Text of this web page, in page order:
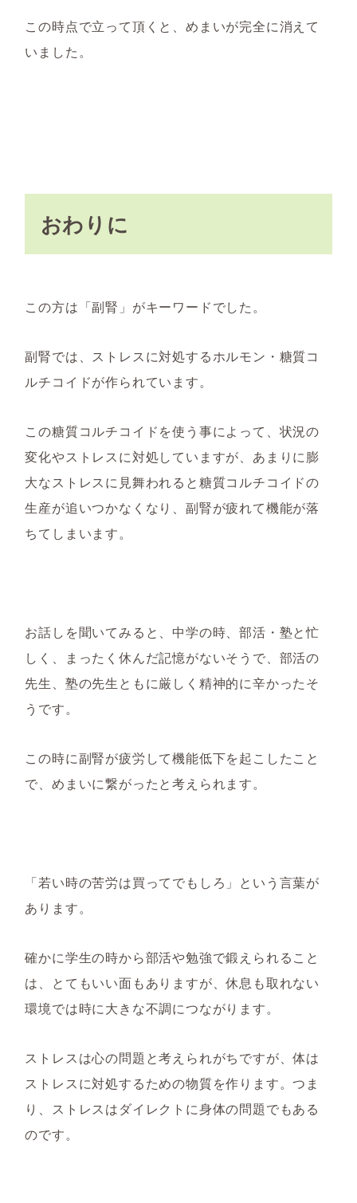
この時点で立って頂くと、めまいが完全に消えて
いました。
おわりに
この方は「副腎」がキーワードでした。
副腎では、ストレスに対処するホルモン・糖質コ
ルチコイドが作られています。
この糖質コルチコイドを使う事によって、状況の
変化やストレスに対処していますが、あまりに膨
大なストレスに見舞われると糖質コルチコイドの
生産が追いつかなくなり、副腎が疲れて機能が落
ちてしまいます。
お話しを聞いてみると、中学の時、部活・塾と忙
しく、まったく休んだ記憶がないそうで、部活の
先生、塾の先生ともに厳しく精神的に辛かったそ
うです。
この時に副腎が疲労して機能低下を起こしたこと
で、めまいに繋がったと考えられます。
「若い時の苦労は買ってでもしろ」という言葉が
あります。
確かに学生の時から部活や勉強で鍛えられること
は、とてもいい面もありますが、休息も取れない
環境では時に大きな不調につながります。
ストレスは心の問題と考えられがちですが、体は
ストレスに対処するための物質を作ります。つま
り、ストレスはダイレクトに身体の問題でもある
のです。